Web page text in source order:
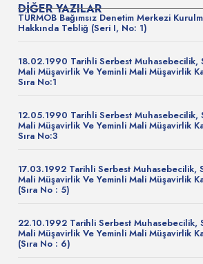
DIĞER YAZILAR
TÜRMOB Bağımsız Denetim Merkezi
Hakkında Tebliğ (Seri I, No: 1)
18.02.1990 Tarihli Serbest Muhasebecilik,
Mali Müşavirlik Ve Yeminli Mali Müşavirlik
Sıra No:1
12.05.1990 Tarihli Serbest Muhasebecilik,
Mali Müşavirlik Ve Yeminli Mali Müşavirlik
Sıra No:3
17.03.1992 Tarihli Serbest Muhasebecilik,
Mali Müşavirlik Ve Yeminli Mali Müşavirlik
(Sıra No : 5)
22.10.1992 Tarihli Serbest Muhasebecilik,
Mali Müşavirlik Ve Yeminli Mali Müşavirlik
(Sıra No : 6)